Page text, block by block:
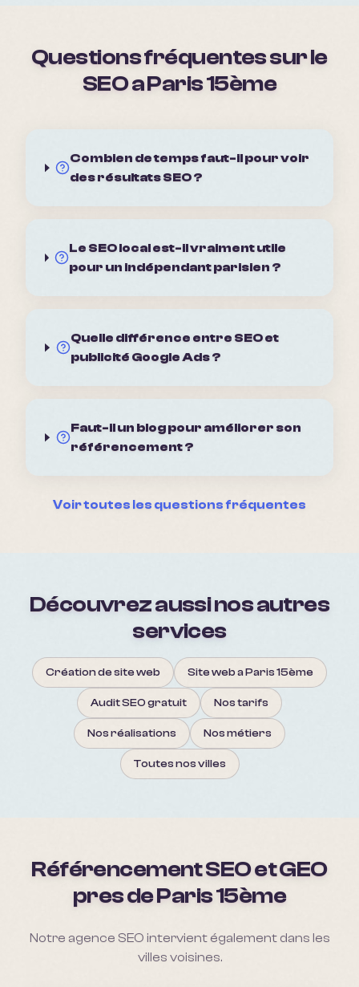
Questions fréquentes sur le
SEO aParis 15ème
Combien de temps faut-il pour voir
des résultats SEO ?
Le SEO local est-il vraiment utile
pour un indépendant parisien ?
Quelle différence entre SEO et
publicité Google Ads ?
Faut-il un blog pour améliorer son
référencement ?
Voir toutes les questions fréquentes
Découvrez aussi nos autres
services
Création de site web Site web a Paris 15ème
Audit SEO gratuit Nos tarifs
Nos réalisations Nos métiers
Toutes nos villes
Référencement SEO et GEO
pres deParis 15ème
Notre agence SEO intervient également dans les
villes voisines.